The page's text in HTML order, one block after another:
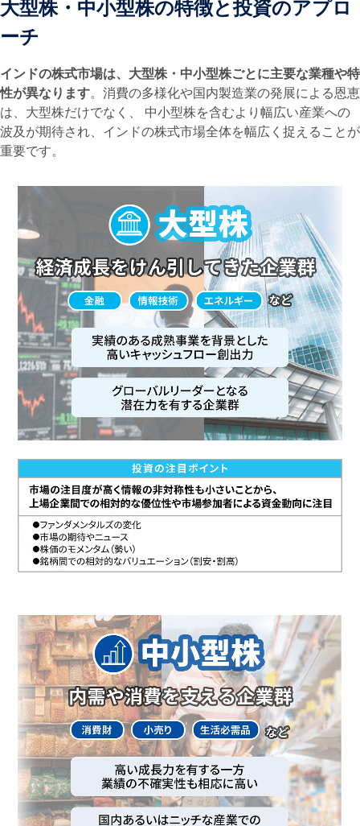
大型株・中小型株の特徴と投資のアプロ
ーチ
インドの株式市場は、大型株・中小型株ごとに主要な業種や特
性が異なります。消費の多様化や国内製造業の発展による恩恵
は、大型株だけでなく、 中小型株を含むより幅広い産業への
波及が期待され、インドの株式市場全体を幅広く捉えることが
重要です。